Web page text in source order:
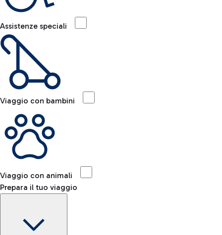
Assistenze speciali
Viaggio con bambini
Viaggio con animali
Prepara il tuo viaggio